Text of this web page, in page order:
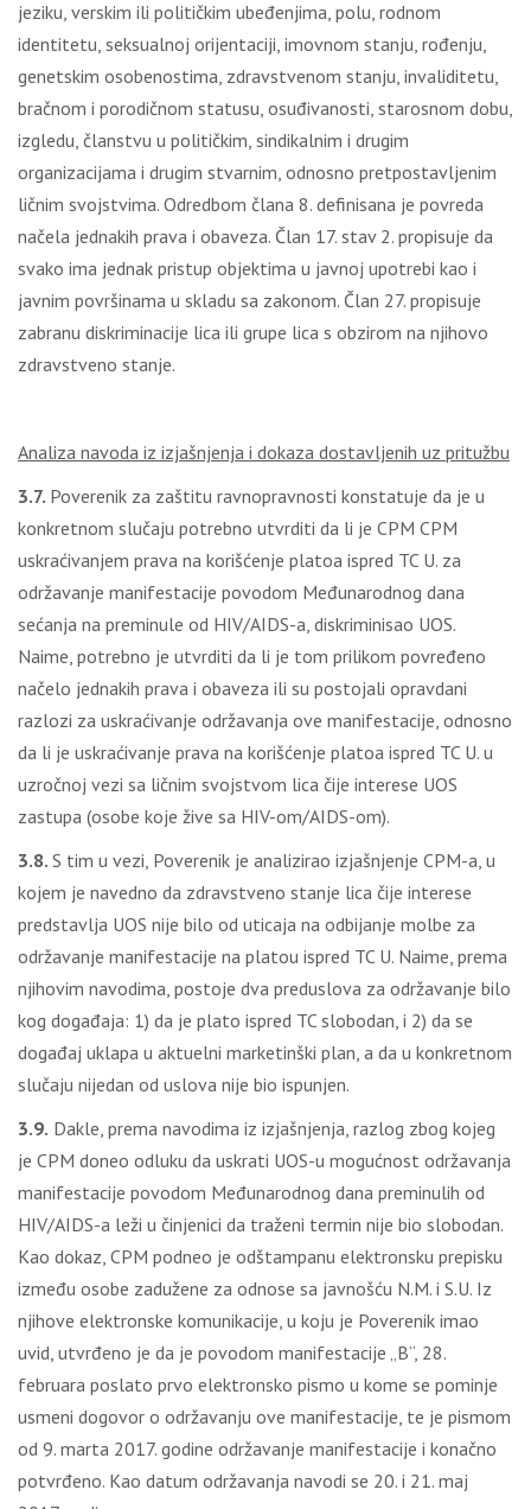
jeziku, verskim ili političkim ubeđenjima, polu, rodnom
identitetu, seksualnoj orijentaciji, imovnom stanju, rođenju,
genetskim osobenostima, zdravstvenom stanju, invaliditetu,
bračnom i porodičnom statusu, osuđivanosti, starosnom dobu,
izgledu, članstvu u političkim, sindikalnim i drugim
organizacijama i drugim stvarnim, odnosno pretpostavlјenim
ličnim svojstvima. Odredbom člana 8. definisana je povreda
načela jednakih prava i obaveza. Član 17. stav 2. propisuje da
svako ima jednak pristup objektima u javnoj upotrebi kao i
javnim površinama u skladu sa zakonom. Član 27. propisuje
zabranu diskriminacije lica ili grupe lica s obzirom na njihovo
zdravstveno stanje.
Analiza navoda iz izjašnjenja i dokaza dostavlјenih uz pritužbu
3.7. Poverenik za zaštitu ravnopravnosti konstatuje da je u
konkretnom slučaju potrebno utvrditi da li je CPM CPM
uskraćivanjem prava na korišćenje platoa ispred TC U. za
održavanje manifestacije povodom Međunarodnog dana
sećanja na preminule od HIV/AIDS-a, diskriminisao UOS.
Naime, potrebno je utvrditi da li je tom prilikom povređeno
načelo jednakih prava i obaveza ili su postojali opravdani
razlozi za uskraćivanje održavanja ove manifestacije, odnosno
da li je uskraćivanje prava na korišćenje platoa ispred TC U. u
uzročnoj vezi sa ličnim svojstvom lica čije interese UOS
zastupa (osobe koje žive sa HIV-om/AIDS-om).
3.8. S tim u vezi, Poverenik je analizirao izjašnjenje CPM-a, u
kojem je navedno da zdravstveno stanje lica čije interese
predstavlјa UOS nije bilo od uticaja na odbijanje molbe za
održavanje manifestacije na platou ispred TC U. Naime, prema
njihovim navodima, postoje dva preduslova za održavanje bilo
kog događaja: 1) da je plato ispred TC slobodan, i 2) da se
događaj uklapa u aktuelni marketinški plan, a da u konkretnom
slučaju nijedan od uslova nije bio ispunjen.
3.9. Dakle, prema navodima iz izjašnjenja, razlog zbog kojeg
je CPM doneo odluku da uskrati UOS-u mogućnost održavanja
manifestacije povodom Međunarodnog dana preminulih od
HIV/AIDS-a leži u činjenici da traženi termin nije bio slobodan.
Kao dokaz, CPM podneo je odštampanu elektronsku prepisku
između osobe zadužene za odnose sa javnošću N.M. i S.U. Iz
njihove elektronske komunikacije, u koju je Poverenik imao
uvid, utvrđeno je da je povodom manifestacije „B“, 28.
februara poslato prvo elektronsko pismo u kome se pominje
usmeni dogovor o održavanju ove manifestacije, te je pismom
od 9. marta 2017. godine održavanje manifestacije i konačno
potvrđeno. Kao datum održavanja navodi se 20. i 21. maj